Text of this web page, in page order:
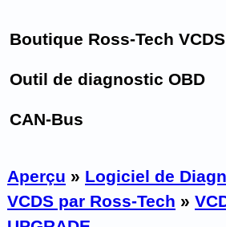
Boutique Ross-Tech VCDS
Outil de diagnostic OBD
CAN-Bus
Aperçu » Logiciel de
VCDS par Ross-Tech »